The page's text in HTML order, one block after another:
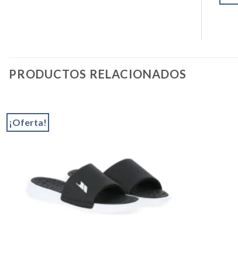
PRODUCTOS RELACIONADOS
¡Oferta!